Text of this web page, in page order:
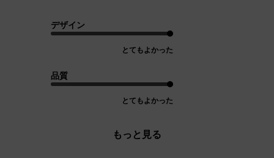
デザイン
とてもよかった
品質
とてもよかった
もっと見る